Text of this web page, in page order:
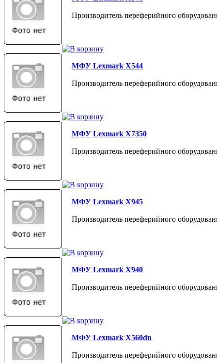
Производитель переферийного
МФУ Lexmark X544
Производитель переферийного
МФУ Lexmark X7350
Производитель переферийного
МФУ Lexmark X945
Производитель переферийного
МФУ Lexmark X940
Производитель переферийного
МФУ Lexmark X560dn
Производитель переферийного